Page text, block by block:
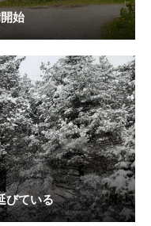
始
びている